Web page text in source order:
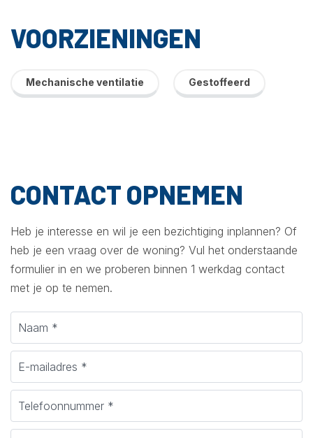
VOORZIENINGEN
Mechanische ventilatie Gestoffeerd
CONTACT OPNEMEN
Heb je interesse en wil je een bezichtiging inplannen? Of
heb je een vraag over de woning? Vul het onderstaande
formulier in en we proberen binnen 1 werkdag contact
met je op te nemen.